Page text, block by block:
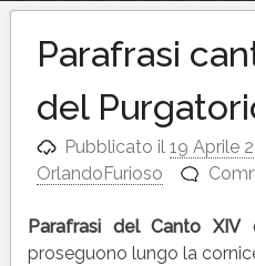
Parafrasi
del
Pubblicato il19 Aprile
OrlandoFurioso
Parafrasi del Canto XIV
proseguono lungo la